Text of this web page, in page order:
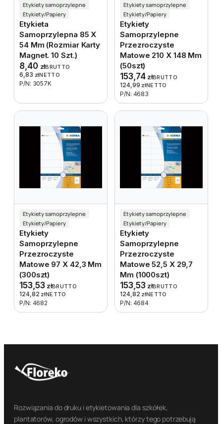
Etykiety samoprzylepne
Etykiety/Papiery
Etykieta
Samoprzylepna 85 X
54 Mm (rozmiar Karty
Magnet. 10 Szt.)
8,40 złBRUTTO
6,83 złNETTO
P/N: 3057K
Etykiety samoprzylepne
Etykiety/Papiery
Etykiety
Samoprzylepne
Przezroczyste
Matowe 210 X 148 Mm
(50szt)
153,74 złBRUTTO
124,99 złNETTO
P/N: 4683
Etykiety samoprzylepne
Etykiety/Papiery
Etykiety
Samoprzylepne
Przezroczyste
Matowe 97 X 42,3 Mm
(300szt)
153,53 złBRUTTO
124,82 złNETTO
P/N: 4682
Etykiety samoprzylepne
Etykiety/Papiery
Etykiety
Samoprzylepne
Przezroczyste
Matowe 52,5 X 29,7
Mm (1000szt)
153,53 złBRUTTO
124,82 złNETTO
P/N: 4684
Rozwiązania do druku i etykietowania dla szkółek,
plantatorów, ogrodów i wszystkich, którzy tego potrzebują